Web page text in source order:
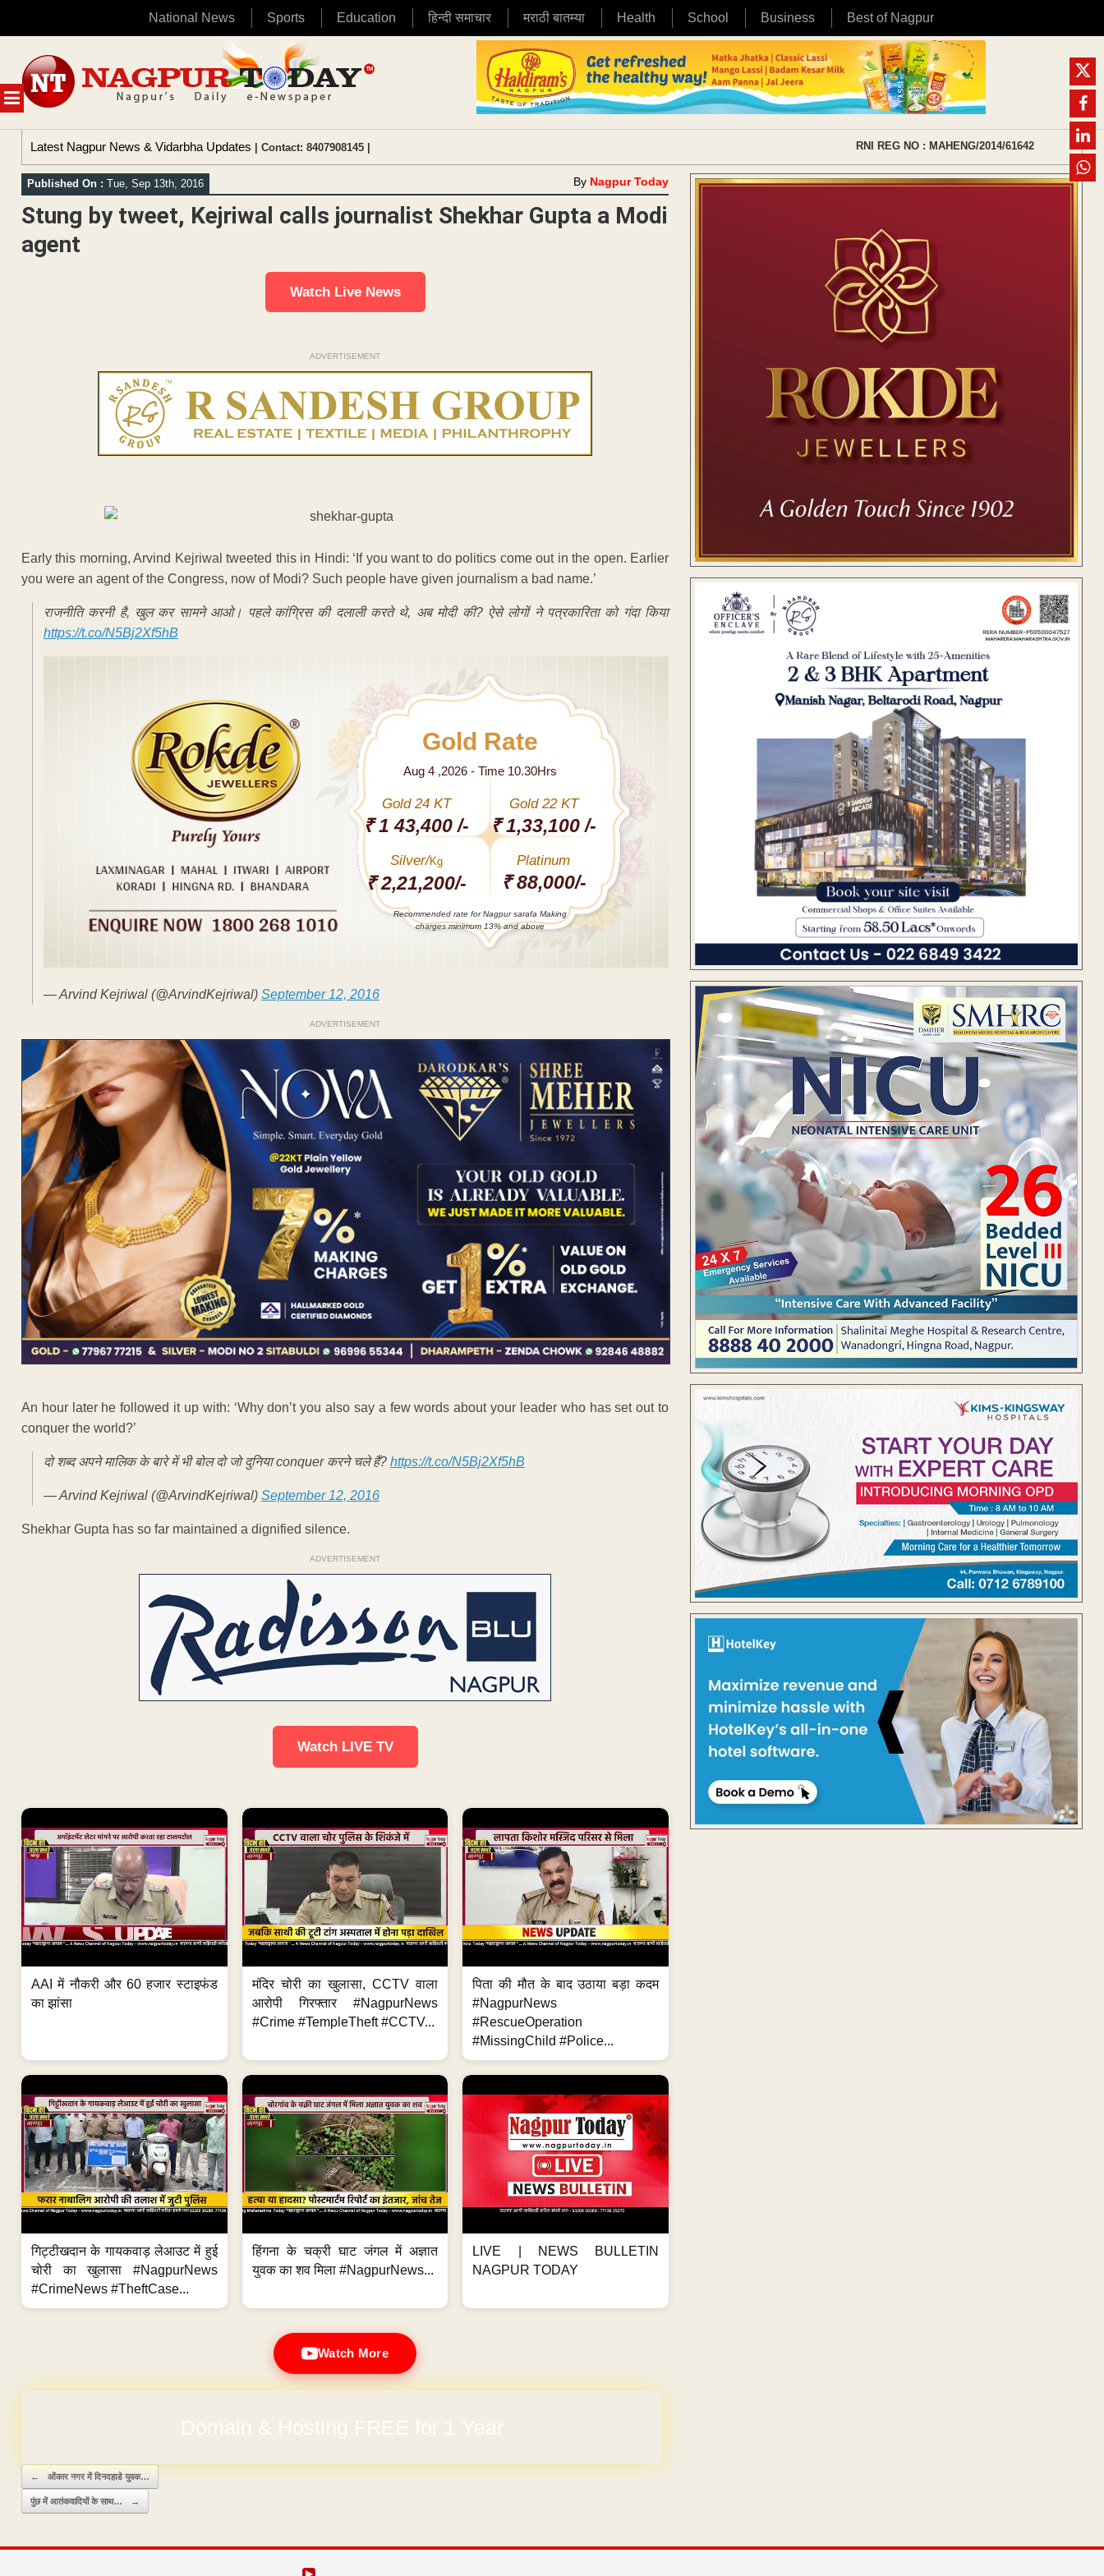
National News Sports Education हिन्दी समाचार मराठी बातम्या Health School Business Best of Nagpur
MENU
content
Latest Nagpur News & Vidarbha Updates | Contact: 8407908145 | RNI REG NO : MAHENG/2014/61642
Published On : Tue, Sep 13th, 2016 By Nagpur Today
Stung by tweet, Kejriwal calls journalist Shekhar Gupta a Modi
agent
Watch Live News
ADVERTISEMENT
Early this morning, Arvind Kejriwal tweeted this in Hindi: ‘If you want to do politics come out in the open. Earlier
you were an agent of the Congress, now of Modi? Such people have given journalism a bad name.’
राजनीति करनी है, खुल कर सामने आओ। पहले कांग्रिस की दलाली करते थे, अब मोदी की? ऐसे लोगों ने पत्रकारिता को गंदा किया
https://t.co/N5Bj2Xf5hB
Gold Rate
Aug 4 ,2026 - Time 10.30Hrs
Gold 24 KT
₹ 1 43,400 /-
Gold 22 KT
₹ 1,33,100 /-
Silver/Kg
₹ 2,21,200/-
Platinum
₹ 88,000/-
Recommended rate for Nagpur sarafa Making
charges minimum 13% and above
— Arvind Kejriwal (@ArvindKejriwal) September 12, 2016
ADVERTISEMENT
An hour later he followed it up with: ‘Why don’t you also say a few words about your leader who has set out to
conquer the world?’
दो शब्द अपने मालिक के बारे में भी बोल दो जो दुनिया conquer करने चले हैं? https://t.co/N5Bj2Xf5hB
— Arvind Kejriwal (@ArvindKejriwal) September 12, 2016
Shekhar Gupta has so far maintained a dignified silence.
ADVERTISEMENT
Watch LIVE TV
AAI में नौकरी और 60 हजार स्टाइफंड
का झांसा
मंदिर चोरी का खुलासा, CCTV वाला
आरोपी गिरफ्तार #NagpurNews
#Crime #TempleTheft #CCTV...
पिता की मौत के बाद उठाया बड़ा कदम
#NagpurNews
#RescueOperation
#MissingChild #Police...
गिट्टीखदान के गायकवाड़ लेआउट में हुई
चोरी का खुलासा #NagpurNews
#CrimeNews #TheftCase...
हिंगना के चक्री घाट जंगल में अज्ञात
युवक का शव मिला #NagpurNews...
LIVE | NEWS BULLETIN
NAGPUR TODAY
Watch More
Domain & Hosting FREE for 1 Year
Post navigation
← ओंकार नगर में दिनदहाडे युवक…
पुंछ में आतंकवादियों के साथ… →